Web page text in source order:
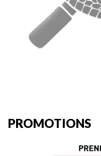
PROMOTIONS